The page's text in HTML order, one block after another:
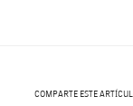
COMPARTE ESTE